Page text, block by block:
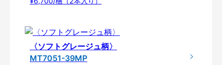
〈ソフトグレージュ柄〉
MT7051-39MP